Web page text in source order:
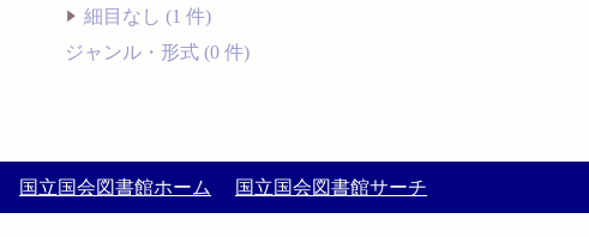
細目なし (1 件)
ジャンル・形式 (0 件)
国立国会図書館ホーム 国立国会図書館サーチ